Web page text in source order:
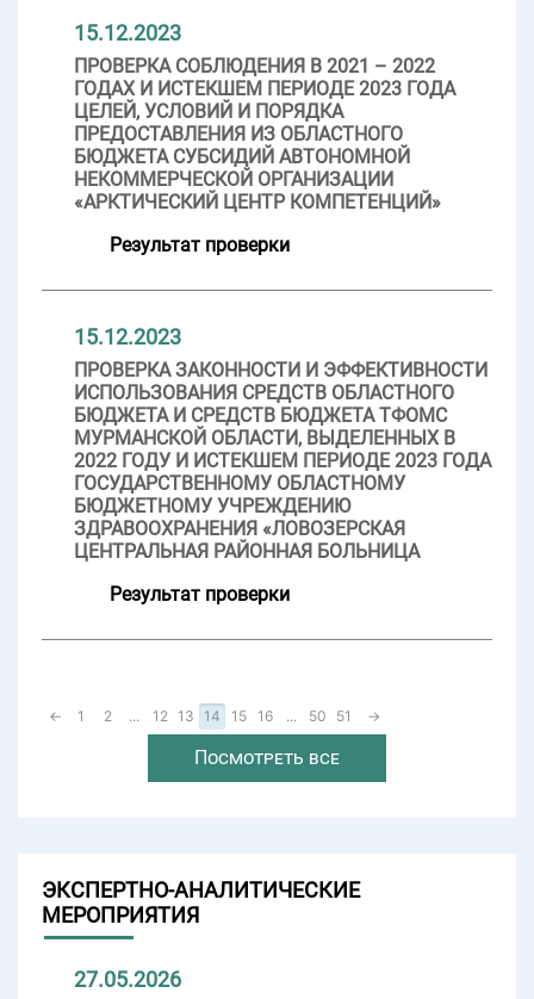
15.12.2023
ПРОВЕРКА СОБЛЮДЕНИЯ В 2021 – 2022
ГОДАХ И ИСТЕКШЕМ ПЕРИОДЕ 2023 ГОДА
ЦЕЛЕЙ, УСЛОВИЙ И ПОРЯДКА
ПРЕДОСТАВЛЕНИЯ ИЗ ОБЛАСТНОГО
БЮДЖЕТА СУБСИДИЙ АВТОНОМНОЙ
НЕКОММЕРЧЕСКОЙ ОРГАНИЗАЦИИ
«АРКТИЧЕСКИЙ ЦЕНТР КОМПЕТЕНЦИЙ»
Результат проверки
15.12.2023
ПРОВЕРКА ЗАКОННОСТИ И ЭФФЕКТИВНОСТИ
ИСПОЛЬЗОВАНИЯ СРЕДСТВ ОБЛАСТНОГО
БЮДЖЕТА И СРЕДСТВ БЮДЖЕТА ТФОМС
МУРМАНСКОЙ ОБЛАСТИ, ВЫДЕЛЕННЫХ В
2022 ГОДУ И ИСТЕКШЕМ ПЕРИОДЕ 2023 ГОДА
ГОСУДАРСТВЕННОМУ ОБЛАСТНОМУ
БЮДЖЕТНОМУ УЧРЕЖДЕНИЮ
ЗДРАВООХРАНЕНИЯ «ЛОВОЗЕРСКАЯ
ЦЕНТРАЛЬНАЯ РАЙОННАЯ БОЛЬНИЦА
Результат проверки
← 1 2 ... 12 13 14 15 16 ... 50 51 →
Посмотреть все
ЭКСПЕРТНО-АНАЛИТИЧЕСКИЕ
МЕРОПРИЯТИЯ
27.05.2026